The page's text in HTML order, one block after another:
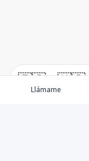
🇪🇸 🇺🇸
Llámame